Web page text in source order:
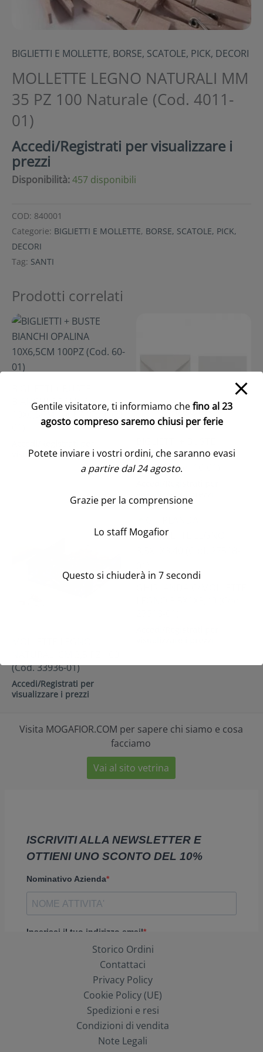
BIGLIETTI E MOLLETTE, BORSE, SCATOLE, PICK, DECORI
MOLLETTE LEGNO NATURALI MM
35 PZ 100 Naturale (Cod. 4011-
01)
Accedi/Registrati per visualizzare i
prezzi
Disponibilità:457 disponibili
COD: 840001
Categorie: BIGLIETTI E MOLLETTE, BORSE, SCATOLE, PICK,
DECORI
Tag: SANTI
Prodotti correlati
BIANCHI OPALINA
10X6,5CM 100PZ (Cod. 60-
visualizzare i prezzi
BIANCHI 10X6,5 CM
PZ.500 (Cod. 10-01)
visualizzare i prezzi
(Cod. 33936-01)
Accedi/Registrati per
visualizzare i prezzi
Visita MOGAFIOR.COM per sapere chi siamo e cosa
facciamo
Vai al sito vetrina
Storico Ordini
Contattaci
Privacy Policy
Cookie Policy (UE)
Spedizioni e resi
Condizioni di vendita
Note Legali
Gentile visitatore, ti informiamo chefino al 23
agosto compreso saremo chiusi per ferie
Potete inviare i vostri ordini, che saranno evasi
a partire dal 24 agosto.
Grazie per la comprensione
Lo staff Mogafior
Questo si chiuderà in 7secondi